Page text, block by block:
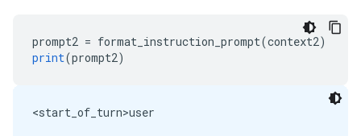
prompt2 = format_instruction_prompt(context2)
print(prompt2)
<start_of_turn>user